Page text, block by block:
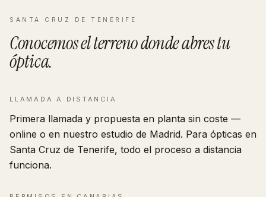
SANTA CRUZ DE TENERIFE
Conocemos el terreno donde abres tu
óptica.
LLAMADA A DISTANCIA
Primera llamada y propuesta en planta sin coste —
online o en nuestro estudio de Madrid. Para ópticas en
Santa Cruz de Tenerife, todo el proceso a distancia
funciona.